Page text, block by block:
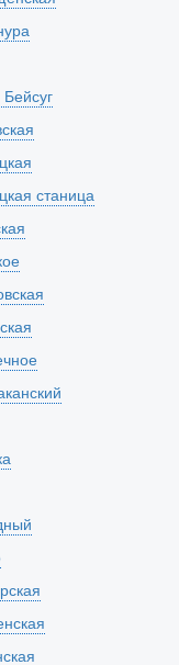
Бейсуг
станица